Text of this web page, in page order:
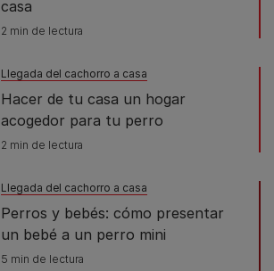
casa
2 min de lectura
Llegada del cachorro a casa
Hacer de tu casa un hogar
acogedor para tu perro
2 min de lectura
Llegada del cachorro a casa
Perros y bebés: cómo presentar
un bebé a un perro mini
5 min de lectura